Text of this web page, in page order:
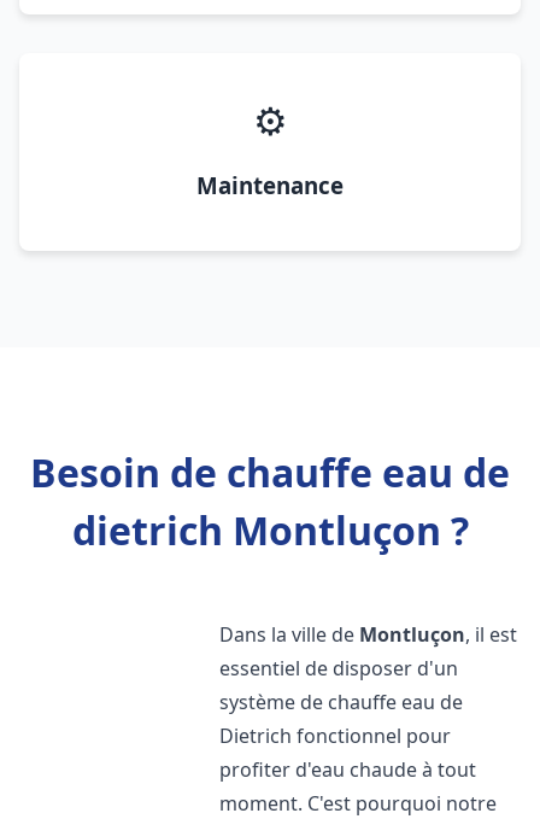
⚙️
Maintenance
Besoin de chauffe eau de
dietrich Montluçon ?
Dans la ville de Montluçon, il est
essentiel de disposer d'un
système de chauffe eau de
Dietrich fonctionnel pour
profiter d'eau chaude à tout
moment. C'est pourquoi notre